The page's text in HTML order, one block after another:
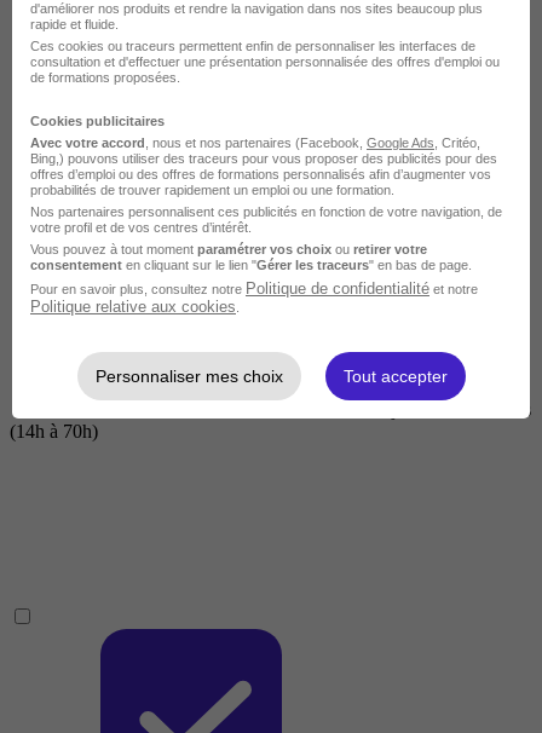
Courte
2 jours à 2 semaines
(14h à 70h)
d'améliorer nos produits et rendre la navigation dans nos sites beaucoup plus
rapide et fluide.
Ces cookies ou traceurs permettent enfin de personnaliser les interfaces de
consultation et d'effectuer une présentation personnalisée des offres d'emploi ou
de formations proposées.
Cookies publicitaires
Avec votre accord , nous et nos partenaires (Facebook, Google Ads , Critéo,
Bing,) pouvons utiliser des traceurs pour vous proposer des publicités pour des
offres d’emploi ou des offres de formations personnalisés afin d’augmenter vos
probabilités de trouver rapidement un emploi ou une formation.
Nos partenaires personnalisent ces publicités en fonction de votre navigation, de
votre profil et de vos centres d’intérêt.
Vous pouvez à tout moment paramétrer vos choix ou retirer votre
consentement en cliquant sur le lien "Gérer les traceurs" en bas de page.
Pour en savoir plus, consultez notre Politique de confidentialité et notre
Politique relative aux cookies
Personnaliser mes choix Tout accepter